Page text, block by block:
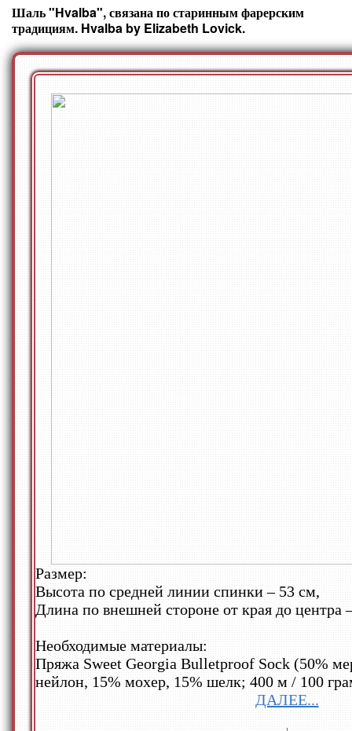
Шаль "Hvalba", связана по старинным фарерским
традициям. Hvalba by Elizabeth Lovick.
Размер:
Высота по средней линии спинки – 53 см,
Длина по внешней стороне от края до центра
Необходимые материалы:
Пряжа Sweet Georgia Bulletproof Sock (50%
нейлон, 15% мохер, 15% шелк; 400 м / 100
ДАЛЕЕ...